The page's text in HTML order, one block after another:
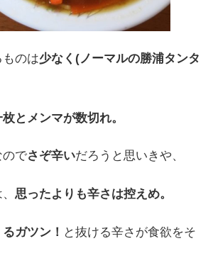
ものは少なく ( ノーマルの勝浦タンタ
と メンマが数切れ。
のでさぞ辛いだろうと思いきや、
思ったよりも辛さは控えめ。
るガツン ！ と抜ける辛さが食欲をそ